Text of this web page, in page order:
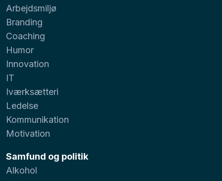
Arbejdsmiljø
Branding
Coaching
Humor
Innovation
IT
Iværksætteri
Ledelse
Kommunikation
Motivation
Samfund og politik
Alkohol